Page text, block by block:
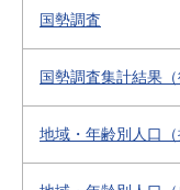
国勢調査
国勢調査集計結果（
地域・年齢別人口（